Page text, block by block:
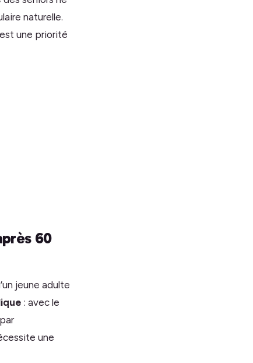
naturelle.
une priorité
60
jeune adulte
: avec le
une